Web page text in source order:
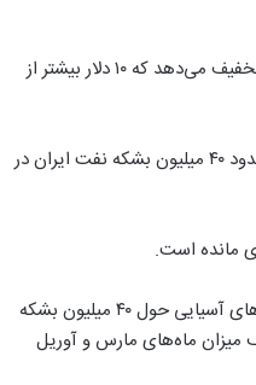
خبرگزاری رویترز پیشتر گزارش داده بود که روسیه برای هر بشکه نفت ۳۰ دلار در بازارهای آسیایی تخفیف می‌دهد که ۱۰ دلار بیشتر از
رویترز همچنین با اشاره به افت صادرات نفت ایران گزارش داده بود که از ماه مارس تا نیمه مه، حدود ۴۰ میلیون بشکه نفت ایران در
مانده است.
یک مقام رسمی شرکت کپلر به رادیو فردا گفت طی ماه گذشته میزان نفت بی‌مشتری ایران در آب‌های آسیایی حول ۴۰ میلیون بشکه
میزان ماه‌های مارس و آوریل